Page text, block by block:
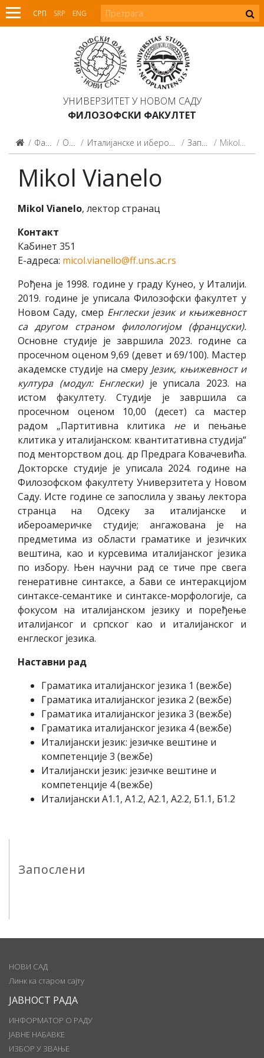
СРП SRP ENG
УНИВЕРЗИТЕТ У НОВОМ САДУ
ФИЛОЗОФСКИ ФАКУЛТЕТ
Факултет Одсеци Италијанске и ибероамеричке студије Запослени Mikol Vianelo
Запослени
Mikol Vianelo
Mikol Vianelo, лектор странац
Кoнтaкт
Кaбинeт 351
E-aдрeсa: micol.vianello@ff.uns.ac.rs
Рођена је 1998. године у граду Кунео, у Италији.
2019. године је уписала Филозофски факултет у
Новом Саду, смер Енглески језик и књижевност
са другом страном филологијом (француски).
Основне студије је завршила 2023. године са
просечном оценом 9,69 (девет и 69/100). Мастер
академске студије на смеру Језик, књижевност и
култура (модул: Енглески)је уписала 2023. на
истом факултету. Студије је завршила са
просечном оценом 10,00 (десет) са мастер
радом „Партитивна клитика неи пењање
клитика у италијанском: квантитативна студија“
под менторством доц. др Предрага Ковачевића.
Докторске студије је уписала 2024. године на
Филозофском факултету Универзитета у Новом
Саду. Исте године се запослила у звању лектора
странца на Одсеку за италијанске и
ибероамеричке студије; ангажована је на
предметима из области граматике и језичких
вештина, као и курсевима италијанског језика
по избору. Њен научни рад се тиче пре свега
генеративне синтаксе, а бави се интеракцијом
синтаксе-семантике и синтаксе-морфологије, са
фокусом на италијанском језику и поређење
италијансог и српског као и италијанског и
енглеског језика.
Наставни рад
Граматика италијанског језика 1 (вежбе)
Граматика италијанског језика 2 (вежбе)
Граматика италијанског језика 3 (вежбе)
Граматика италијанског језика 4 (вежбе)
Италијански језик: језичке вештине и
компетенције 3 (вежбе)
Италијански језик: језичке вештине и
компетенције 4 (вежбе)
Италијански А1.1, А1.2, А2.1, А2.2, Б1.1, Б1.2
НОВИ САД
Линк ка старом сајту
ЈАВНОСТ РАДА
ИНФОРМАТОР О РАДУ
ЈАВНЕ НАБАВКЕ
ИЗБОР У ЗВАЊЕ